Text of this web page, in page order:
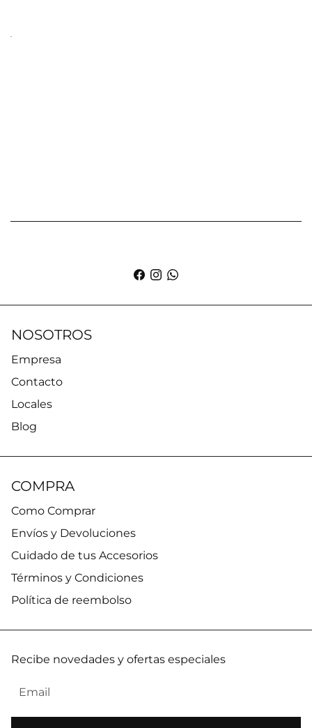
NOSOTROS
Empresa
Contacto
Locales
Blog
COMPRA
Como Comprar
Envíos y Devoluciones
Cuidado de tus Accesorios
Términos y Condiciones
Política de reembolso
Recibe novedades y ofertas especiales